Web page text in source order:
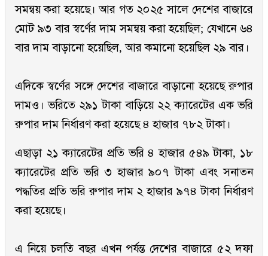
সমন্বয় করা হয়েছে। আর গত ২০২৫ সালে দেশের বাজারে
মোট ৯৩ বার স্বর্ণের দাম সমন্বয় করা হয়েছিল; যেখানে ৬৪
বার দাম বাড়ানো হয়েছিল, আর কমানো হয়েছিল ২৯ বার।
এদিকে স্বর্ণের সঙ্গে দেশের বাজারে বাড়ানো হয়েছে রুপার
দামও। ভরিতে ২৯১ টাকা বাড়িয়ে ২২ ক্যারেটের এক ভরি
রুপার দাম নির্ধারণ করা হয়েছে ৪ হাজার ৭৮২ টাকা।
এছাড়া ২১ ক্যারেটের প্রতি ভরি ৪ হাজার ৫৪৯ টাকা, ১৮
ক্যারেটের প্রতি ভরি ৩ হাজার ৯০৭ টাকা এবং সনাতন
পদ্ধতির প্রতি ভরি রুপার দাম ২ হাজার ৯৭৪ টাকা নির্ধারণ
করা হয়েছে।
এ নিয়ে চলতি বছর এখন পর্যন্ত দেশের বাজারে ৫২ দফা